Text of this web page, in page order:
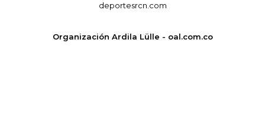
deportesrcn.com
Organización Ardila Lülle - oal.com.co